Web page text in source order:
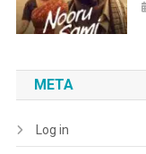
META
Log in